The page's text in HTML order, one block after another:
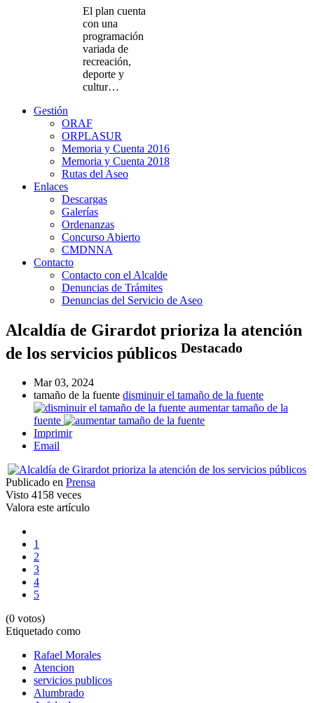
El plan cuenta
con una
programación
variada de
recreación,
deporte y
cultur…
Gestión
ORAF
ORPLASUR
Memoria y Cuenta 2016
Memoria y Cuenta 2018
Rutas del Aseo
Enlaces
Descargas
Galerías
Ordenanzas
Concurso Abierto
CMDNNA
Contacto
Contacto con el Alcalde
Denuncias de Trámites
Denuncias del Servicio de Aseo
Alcaldía de Girardot prioriza la atención
de los servicios públicos Destacado
Mar 03, 2024
tamaño de la fuente disminuir el tamaño de la fuente
aumentar tamaño de la
fuente
Imprimir
Email
Publicado en Prensa
Visto 4158 veces
Valora este artículo
1
2
3
4
5
(0 votos)
Etiquetado como
Rafael Morales
Atencion
servicios publicos
Alumbrado